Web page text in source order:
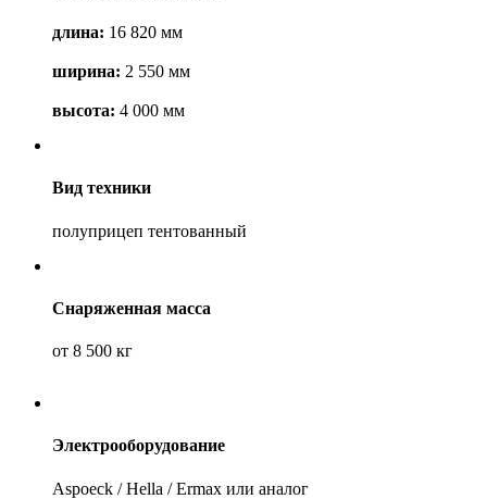
длина: 16 820 мм
ширина: 2 550 мм
высота: 4 000 мм
Вид техники
полуприцеп тентованный
Снаряженная масса
от 8 500 кг
Электрооборудование
Aspoeck / Hella / Ermax или аналог